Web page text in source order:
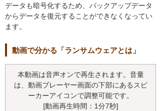
データも暗号化するため、バックアップデータ
からデータを復元することができなくなってい
ます。
動画で分かる「ランサムウェアとは」
本動画は音声オンで再生されます。音量
は、動画プレーヤー画面の下部にあるスピ
ーカーアイコンで調整可能です。
[動画再生時間：1分7秒]